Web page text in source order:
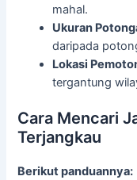
mahal.
Ukuran
daripada
Lokasi
tergantung
Cara Mencari
Terjangkau
Berikut panduannya: